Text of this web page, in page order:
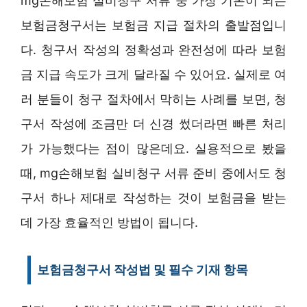
보험금청구서는 보험금 지급 절차의 출발점입니
다. 청구서 작성의 정확성과 완전성에 따라 보험
금 지급 속도가 크게 달라질 수 있어요. 실제로 여
러 분들이 청구 절차에서 막히는 사례를 보면, 청
구서 작성에 조금만 더 신경 썼더라면 빠른 처리
가 가능했다는 점이 많은데요. 실용적으로 봤을
때, mg손해보험 실비청구 서류 준비 중에서도 청
구서 하나 제대로 작성하는 것이 보험금을 받는
데 가장 효율적인 방법이 됩니다.
보험금청구서 작성법 및 필수 기재 항목